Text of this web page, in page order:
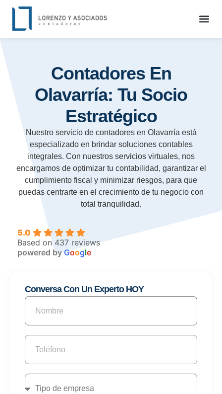
Contadores En
Olavarría: Tu Socio
Estratégico
Nuestro servicio de contadores en Olavarría está
especializado en brindar soluciones contables
integrales. Con nuestros servicios virtuales, nos
encargamos de optimizar tu contabilidad, garantizar el
cumplimiento fiscal y minimizar riesgos, para que
puedas centrarte en el crecimiento de tu negocio con
total tranquilidad.
5.0
Based on 437 reviews
powered byGoogle
Conversa Con Un Experto HOY